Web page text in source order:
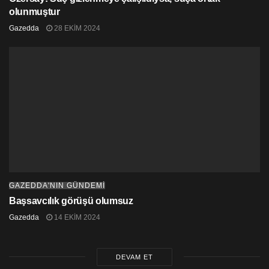
olunmuştur
Gazedda 28 EKIM 2024
GAZEDDA'NIN GÜNDEMİ
Başsavcılık görüşü olumsuz
Gazedda 14 EKIM 2024
DEVAM ET